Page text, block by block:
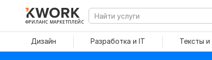
ФРИЛАНС МАРКЕТПЛЕЙС
Дизайн Разработка и IT Тексты